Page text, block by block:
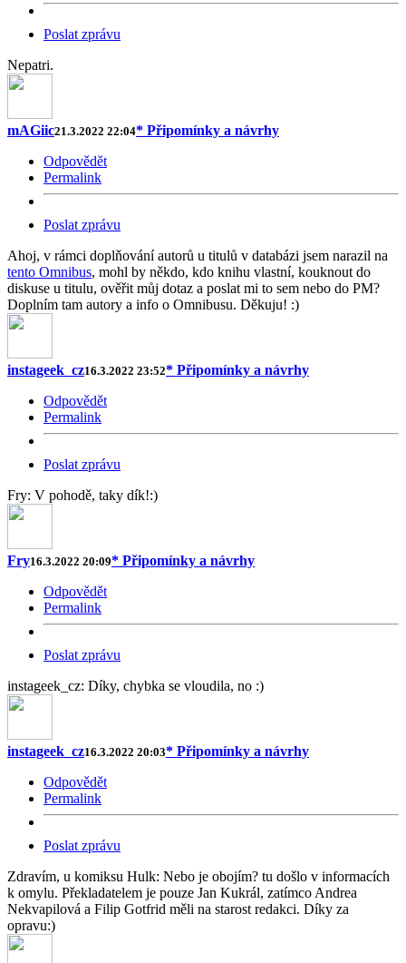
Poslat zprávu
Nepatri.
mAGiic21.3.2022 22:04* Připomínky a návrhy
Odpovědět
Permalink
Poslat zprávu
Ahoj, v rámci doplňování autorů u titulů v databázi jsem narazil na
tento Omnibus, mohl by někdo, kdo knihu vlastní, kouknout do
diskuse u titulu, ověřit můj dotaz a poslat mi to sem nebo do PM?
Doplním tam autory a info o Omnibusu. Děkuju! :)
instageek_cz16.3.2022 23:52* Připomínky a návrhy
Odpovědět
Permalink
Poslat zprávu
Fry: V pohodě, taky dík!:)
Fry16.3.2022 20:09* Připomínky a návrhy
Odpovědět
Permalink
Poslat zprávu
instageek_cz: Díky, chybka se vloudila, no :)
instageek_cz16.3.2022 20:03* Připomínky a návrhy
Odpovědět
Permalink
Poslat zprávu
Zdravím, u komiksu Hulk: Nebo je obojím? tu došlo v informacích
k omylu. Překladatelem je pouze Jan Kukrál, zatímco Andrea
Nekvapilová a Filip Gotfrid měli na starost redakci. Díky za
opravu:)